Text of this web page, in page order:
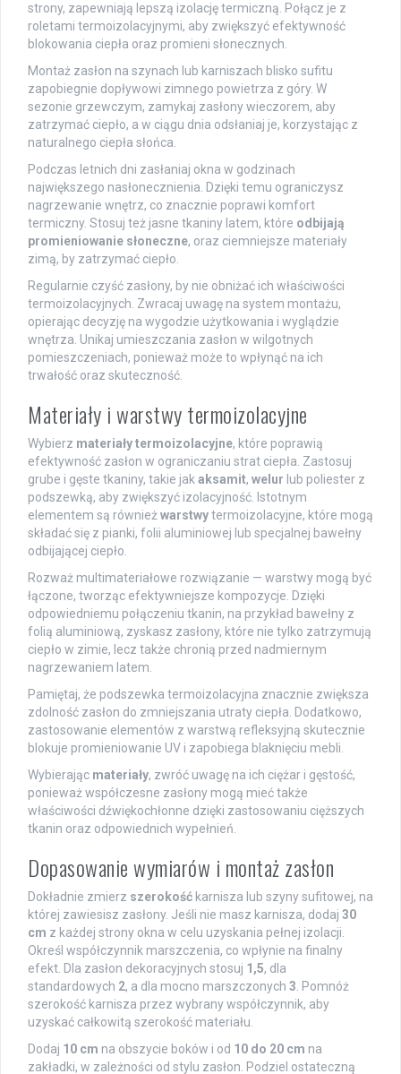
strony, zapewniają lepszą izolację termiczną. Połącz je z
roletami termoizolacyjnymi, aby zwiększyć efektywność
blokowania ciepła oraz promieni słonecznych.
Montaż zasłon na szynach lub karniszach blisko sufitu
zapobiegnie dopływowi zimnego powietrza z góry. W
sezonie grzewczym, zamykaj zasłony wieczorem, aby
zatrzymać ciepło, a w ciągu dnia odsłaniaj je, korzystając z
naturalnego ciepła słońca.
Podczas letnich dni zasłaniaj okna w godzinach
największego nasłonecznienia. Dzięki temu ograniczysz
nagrzewanie wnętrz, co znacznie poprawi komfort
termiczny. Stosuj też jasne tkaniny latem, które odbijają
promieniowanie słoneczne, oraz ciemniejsze materiały
zimą, by zatrzymać ciepło.
Regularnie czyść zasłony, by nie obniżać ich właściwości
termoizolacyjnych. Zwracaj uwagę na system montażu,
opierając decyzję na wygodzie użytkowania i wyglądzie
wnętrza. Unikaj umieszczania zasłon w wilgotnych
pomieszczeniach, ponieważ może to wpłynąć na ich
trwałość oraz skuteczność.
Materiały i warstwy termoizolacyjne
Wybierz materiały termoizolacyjne, które poprawią
efektywność zasłon w ograniczaniu strat ciepła. Zastosuj
grube i gęste tkaniny, takie jak aksamit, welur lub poliester z
podszewką, aby zwiększyć izolacyjność. Istotnym
elementem są również warstwytermoizolacyjne, które mogą
składać się z pianki, folii aluminiowej lub specjalnej bawełny
odbijającej ciepło.
Rozważ multimateriałowe rozwiązanie — warstwy mogą być
łączone, tworząc efektywniejsze kompozycje. Dzięki
odpowiedniemu połączeniu tkanin, na przykład bawełny z
folią aluminiową, zyskasz zasłony, które nie tylko zatrzymują
ciepło w zimie, lecz także chronią przed nadmiernym
nagrzewaniem latem.
Pamiętaj, że podszewka termoizolacyjna znacznie zwiększa
zdolność zasłon do zmniejszania utraty ciepła. Dodatkowo,
zastosowanie elementów z warstwą refleksyjną skutecznie
blokuje promieniowanie UV i zapobiega blaknięciu mebli.
Wybierając materiały, zwróć uwagę na ich ciężar i gęstość,
ponieważ współczesne zasłony mogą mieć także
właściwości dźwiękochłonne dzięki zastosowaniu cięższych
tkanin oraz odpowiednich wypełnień.
Dopasowanie wymiarów i montaż zasłon
Dokładnie zmierz szerokość karnisza lub szyny sufitowej, na
której zawiesisz zasłony. Jeśli nie masz karnisza, dodaj 30
cm z każdej strony okna w celu uzyskania pełnej izolacji.
Określ współczynnik marszczenia, co wpłynie na finalny
efekt. Dla zasłon dekoracyjnych stosuj 1,5, dla
standardowych 2, a dla mocno marszczonych 3 . Pomnóż
szerokość karnisza przez wybrany współczynnik, aby
uzyskać całkowitą szerokość materiału.
Dodaj 10 cm na obszycie boków i od 10 do 20 cm na
zakładki, w zależności od stylu zasłon. Podziel ostateczną